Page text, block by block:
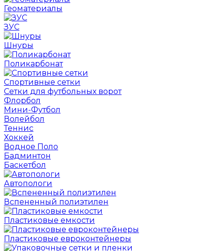
Геоматериалы
ЗУС
Шнуры
Поликарбонат
Спортивные сетки
Сетки для футбольных ворот
Флорбол
Мини-Футбол
Волейбол
Теннис
Хоккей
Водное Поло
Бадминтон
Баскетбол
Автопологи
Вспененный полиэтилен
Пластиковые емкости
Пластиковые евроконтейнеры